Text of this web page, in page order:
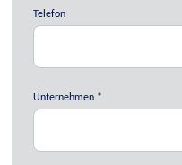
Telefon
Unternehmen